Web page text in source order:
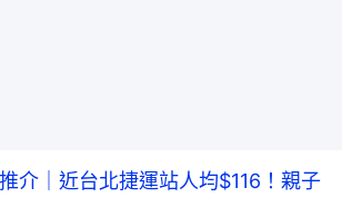
介｜近台北捷運站人均$116！親子